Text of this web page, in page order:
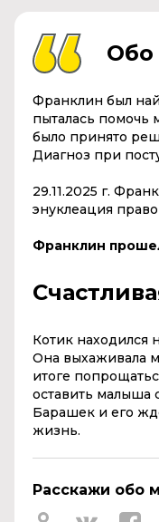
Обо
Франклин был
пыталась помочь
было принято
Диагноз при
29.11.2025 г.
энуклеация
Франклин
Котик находился
Она выхаживала
итоге
оставить малыша
Барашек и его
жизнь.
Расскажи обо